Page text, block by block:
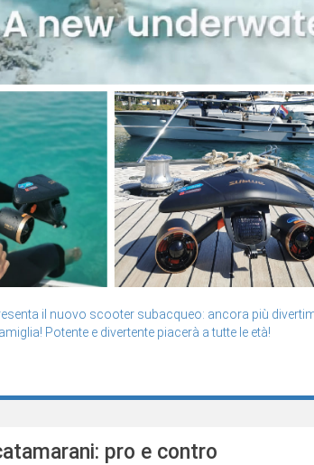
il nuovo scooter subacqueo: ancora più
Potente e divertente piacerà a tutte le età!
pro e contro